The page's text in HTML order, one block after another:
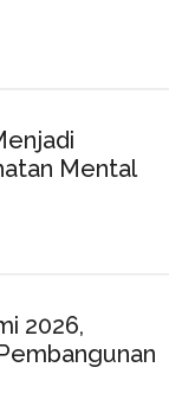
Mental
2026,